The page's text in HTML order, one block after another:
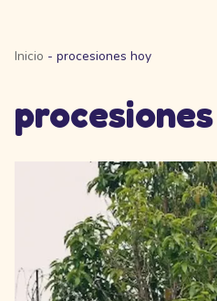
Inicio - procesiones hoy